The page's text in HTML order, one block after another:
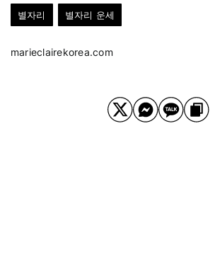
별자리 별자리 운세
marieclairekorea.com